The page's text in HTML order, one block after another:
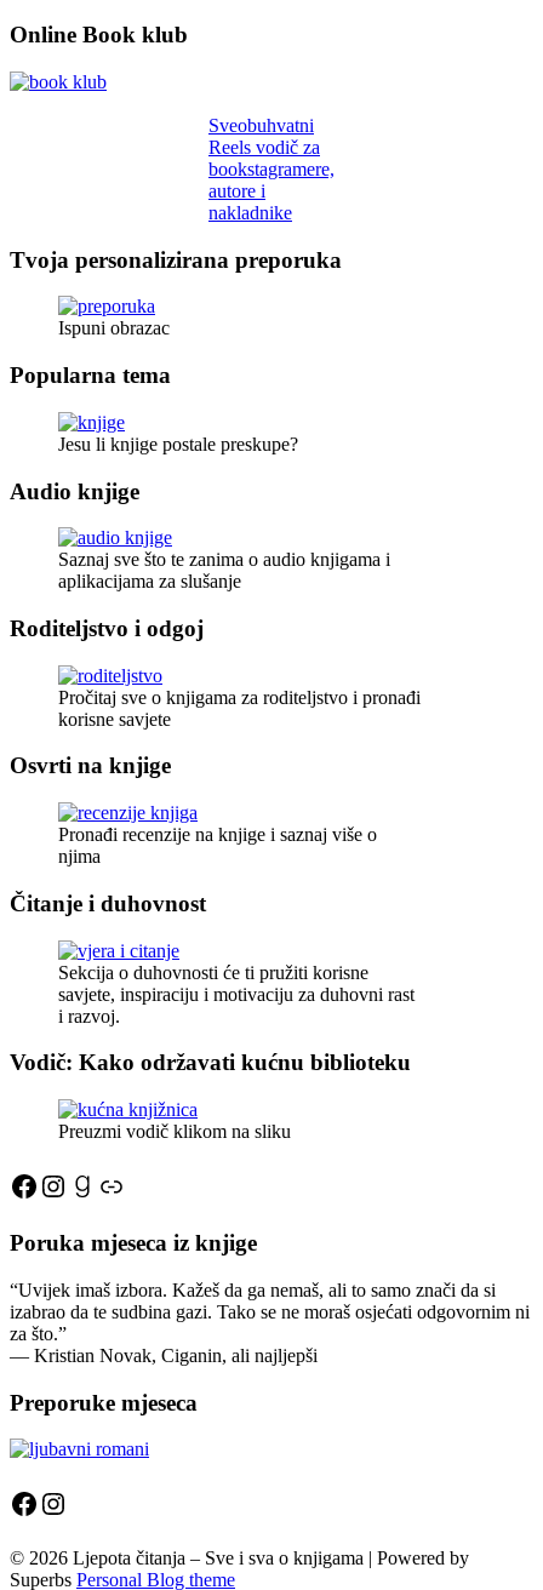
Online Book klub
Sveobuhvatni
Reels vodič za
bookstagramere,
autore i
nakladnike
Tvoja personalizirana preporuka
Ispuni obrazac
Popularna tema
Jesu li knjige postale preskupe?
Audio knjige
Saznaj sve što te zanima o audio knjigama i
aplikacijama za slušanje
Roditeljstvo i odgoj
Pročitaj sve o knjigama za roditeljstvo i pronađi
korisne savjete
Osvrti na knjige
Pronađi recenzije na knjige i saznaj više o
njima
Čitanje i duhovnost
Sekcija o duhovnosti će ti pružiti korisne
savjete, inspiraciju i motivaciju za duhovni rast
i razvoj.
Vodič: Kako održavati kućnu biblioteku
Preuzmi vodič klikom na sliku
Facebook
Instagram
Goodreads
Link
Poruka mjeseca iz knjige
“Uvijek imaš izbora. Kažeš da ga nemaš, ali to samo znači da si
izabrao da te sudbina gazi. Tako se ne moraš osjećati odgovornim ni
za što.”
― Kristian Novak, Ciganin, ali najljepši
Preporuke mjeseca
Facebook
Instagram
© 2026 Ljepota čitanja – Sve i sva o knjigama | Powered by
Superbs Personal Blog theme